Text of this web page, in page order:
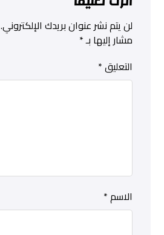
لن يتم نشر عنوان بريدك الإلكتروني.
مشار إليها بـ*
التعليق*
الاسم*